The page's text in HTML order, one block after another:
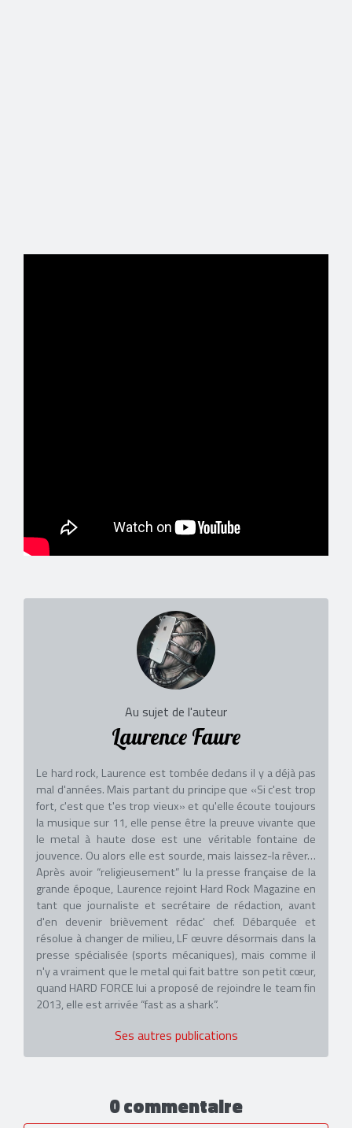
Au sujet de l'auteur
Laurence Faure
Le hard rock, Laurence est tombée dedans il y a déjà pas
mal d'années. Mais partant du principe que «Si c'est trop
fort, c'est que t'es trop vieux» et qu'elle écoute toujours
la musique sur 11, elle pense être la preuve vivante que
le metal à haute dose est une véritable fontaine de
jouvence. Ou alors elle est sourde, mais laissez-la rêver…
Après avoir “religieusement” lu la presse française de la
grande époque, Laurence rejoint Hard Rock Magazine en
tant que journaliste et secrétaire de rédaction, avant
d'en devenir brièvement rédac' chef. Débarquée et
résolue à changer de milieu, LF œuvre désormais dans la
presse spécialisée (sports mécaniques), mais comme il
n'y a vraiment que le metal qui fait battre son petit cœur,
quand HARD FORCE lui a proposé de rejoindre le team fin
2013, elle est arrivée “fast as a shark”.
Ses autres publications
0 commentaire